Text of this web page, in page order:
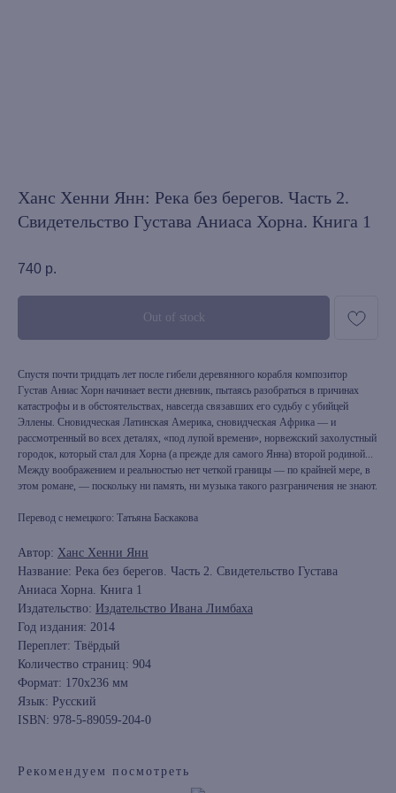
Ханс Хенни Янн: Река без берегов. Часть 2.
Свидетельство Густава Аниаса Хорна. Книга 1
740 р.
Out of stock
Спустя почти тридцать лет после гибели деревянного корабля композитор
Густав Аниас Хорн начинает вести дневник, пытаясь разобраться в причинах
катастрофы и в обстоятельствах, навсегда связавших его судьбу с убийцей
Эллены. Сновидческая Латинская Америка, сновидческая Африка — и
рассмотренный во всех деталях, «под лупой времени», норвежский захолустный
городок, который стал для Хорна (а прежде для самого Янна) второй родиной...
Между воображением и реальностью нет четкой границы — по крайней мере, в
этом романе, — поскольку ни память, ни музыка такого разграничения не знают.
Перевод с немецкого: Татьяна Баскакова
Автор: Ханс Хенни Янн
Название: Река без берегов. Часть 2. Свидетельство Густава
Аниаса Хорна. Книга 1
Издательство: Издательство Ивана Лимбаха
Год издания: 2014
Переплет: Твёрдый
Количество страниц: 904
Формат: 170x236 мм
Язык: Русский
ISBN: 978-5-89059-204-0
Рекомендуем посмотреть